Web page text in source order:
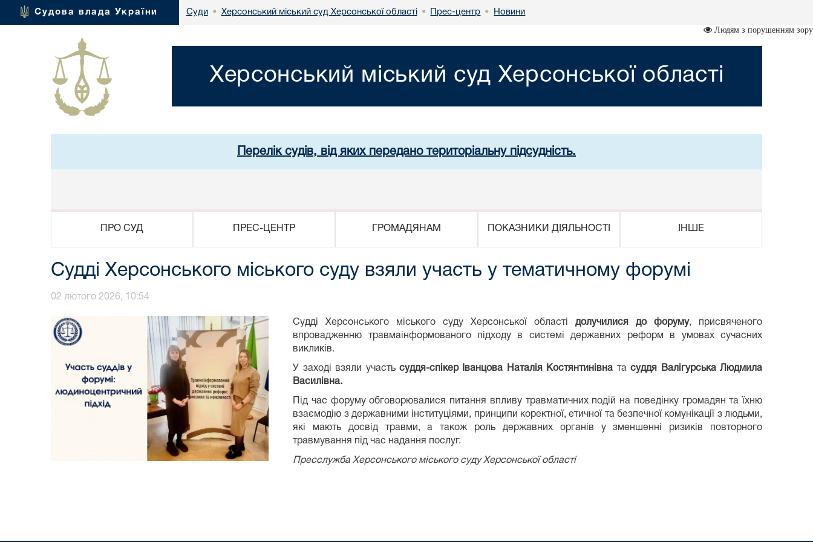
Судова влада України Суди • Херсонський міський суд Херсонської області • Прес-центр • Новини
Людям з порушенням зору
Херсонський міський суд Херсонської області
Перелік судів, від яких передано територіальну підсудність.
ПРО СУД ПРЕС-ЦЕНТР ГРОМАДЯНАМ ПОКАЗНИКИ ДІЯЛЬНОСТІ ІНШЕ
Судді Херсонського міського суду взяли участь у тематичному форумі
02 лютого 2026, 10:54
Судді Херсонського міського суду Херсонської областідолучилися до форуму, присвяченого
впровадженню травмаінформованого підходу в системі державних реформ в умовах сучасних
викликів.
У заході взяли участь суддя-спікер Іванцова Наталія Костянтинівна тасуддя Валігурська Людмила
Василівна.
Під час форуму обговорювалися питання впливу травматичних подій на поведінку громадян та їхню
взаємодію з державними інституціями, принципи коректної, етичної та безпечної комунікації з людьми,
які мають досвід травми, а також роль державних органів у зменшенні ризиків повторного
травмування під час надання послуг.
Пресслужба Херсонського міського суду Херсонської області